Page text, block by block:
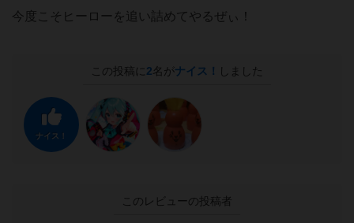
今度こそヒーローを追い詰めてやるぜぃ！
この投稿に 2名がナイス！ しました
ナイス！
このレビューの投稿者